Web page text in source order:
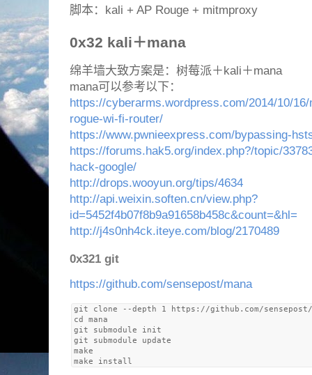
脚本：kali + AP Rouge + mitmproxy
0x32 kali＋mana
绵羊墙大致方案是：树莓派＋kali＋mana
mana可以参考以下：
https://cyberarms.wordpress.com/2014/10/
rogue-wi-fi-router/
https://www.pwnieexpress.com/bypassing-
https://forums.hak5.org/index.php?/topic/
hack-google/
http://drops.wooyun.org/tips/4634
http://api.weixin.soften.cn/view.php?
id=5452f4b07f8b9a91658b458c&count=&hl=
http://j4s0nh4ck.iteye.com/blog/2170489
0x321 git
https://github.com/sensepost/mana
git clone --depth 1 https://github.com/sensepost/
cd mana
git submodule init
git submodule update
make